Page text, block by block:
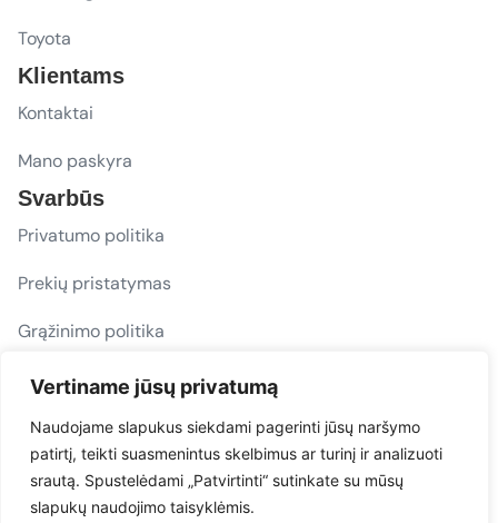
Vertiname jūsų privatumą
Naudojame slapukus siekdami pagerinti jūsų naršymo
patirtį, teikti suasmenintus skelbimus ar turinį ir analizuoti
srautą. Spustelėdami „Patvirtinti“ sutinkate su mūsų
slapukų naudojimo taisyklėmis.
Toyota
Klientams
Kontaktai
Mano paskyra
Svarbūs
Privatumo politika
Prekių pristatymas
Grąžinimo politika
D. U. K.
Sekite mus
evacarmats
© Copyright 2026 | Eva Car Mats